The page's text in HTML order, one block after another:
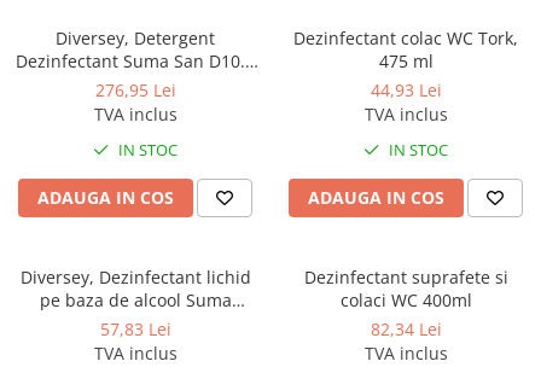
Cosmetice hoteliere
Gama de cosmetice hoteliere Black
Gama de cosmetice hoteliere
Gama de cosmetice hoteliere Dove
Gama de cosmetice hoteliere
Gama de cosmetice hoteliere I Am
You
Gama de cosmetice hoteliere Lux
Gama de cosmetice hoteliere
Diversey, Detergent
Dezinfectant Suma San D10.1
Conc, 1.5L
276,95 Lei
TVA inclus
IN STOC
ADAUGA IN COS
Dezinfectant colac WC Tork,
475 ml
44,93 Lei
TVA inclus
IN STOC
ADAUGA IN COS
Diversey, Dezinfectant lichid
pe baza de alcool Suma
Alcohol Spray, 750 ml
57,83 Lei
TVA inclus
Dezinfectant suprafete si
colaci WC 400ml
82,34 Lei
TVA inclus